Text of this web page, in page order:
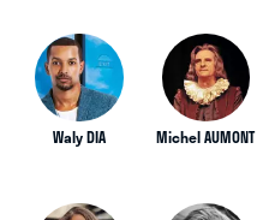
Waly DIA Michel AUMONT